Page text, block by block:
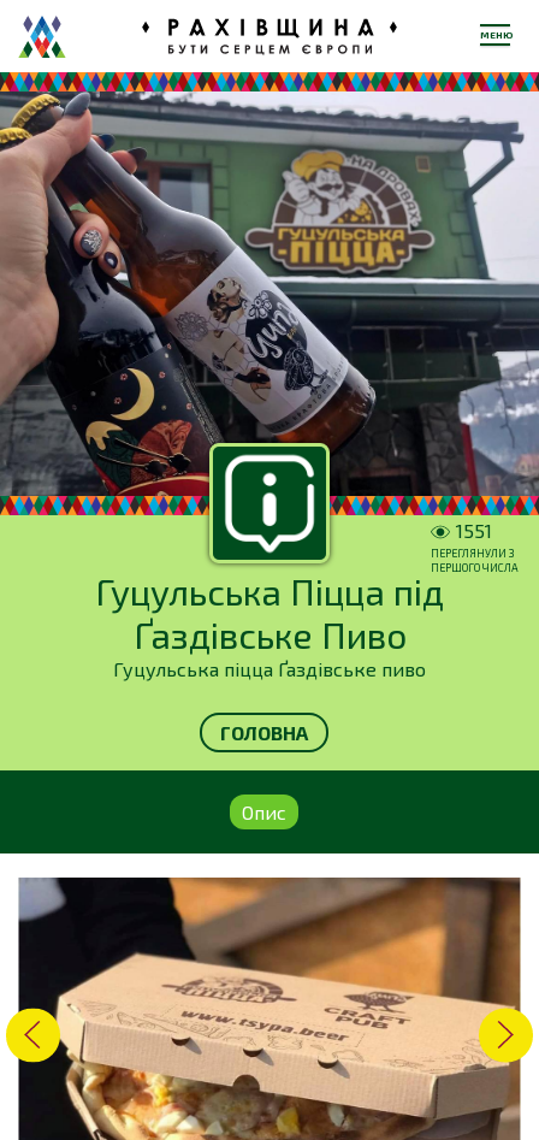
МЕНЮ
Гуцульська Піцца під
Ґаздівське Пиво
Гуцульська піцца Ґаздівське пиво
1551
ПЕРЕГЛЯНУЛИ З
ПЕРШОГО ЧИСЛА
ГОЛОВНА
Опис